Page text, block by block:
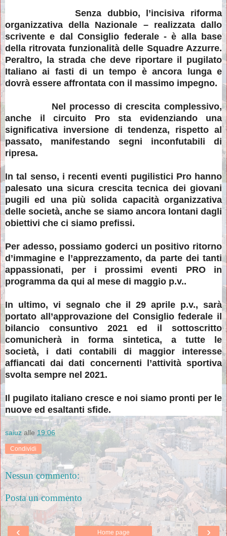
Senza dubbio, l’incisiva riforma
organizzativa della Nazionale – realizzata dallo
scrivente e dal Consiglio federale - è alla base
della ritrovata funzionalità delle Squadre Azzurre.
Peraltro, la strada che deve riportare il pugilato
Italiano ai fasti di un tempo è ancora lunga e
dovrà essere affrontata con il massimo impegno.
Nel processo di crescita complessivo,
anche il circuito Pro sta evidenziando una
significativa inversione di tendenza, rispetto al
passato, manifestando segni inconfutabili di
ripresa.
In tal senso, i recenti eventi pugilistici Pro hanno
palesato una sicura crescita tecnica dei giovani
pugili ed una più solida capacità organizzativa
delle società, anche se siamo ancora lontani dagli
obiettivi che ci siamo prefissi.
Per adesso, possiamo goderci un positivo ritorno
d’immagine e l’apprezzamento, da parte dei tanti
appassionati, per i prossimi eventi PRO in
programma da qui al mese di maggio p.v..
In ultimo, vi segnalo che il 29 aprile p.v., sarà
portato all’approvazione del Consiglio federale il
bilancio consuntivo 2021 ed il sottoscritto
comunicherà in forma sintetica, a tutte le
società, i dati contabili di maggior interesse
affiancati dai dati concernenti l’attività sportiva
svolta sempre nel 2021.
Il pugilato italiano cresce e noi siamo pronti per le
nuove ed esaltanti sfide.
saiuz alle 19:06
Condividi
Nessun commento:
Posta un commento
‹ ›
Home page